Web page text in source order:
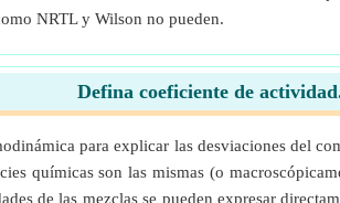
NRTL y Wilson no pueden.
Defina coeficiente de
para explicar las desviaciones del
químicas son las mismas (o
de las mezclas se pueden expresar